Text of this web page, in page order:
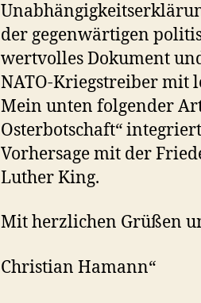
der gegenwärtigen
wertvolles Dokument
NATO-Kriegstreiber mit
Mein unten folgender
Osterbotschaft“
Vorhersage mit der
Luther King.
Mit herzlichen Grüßen
Christian Hamann“